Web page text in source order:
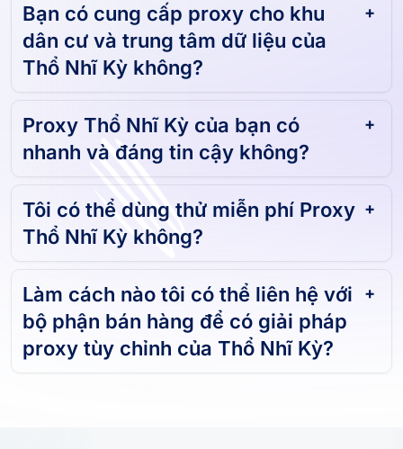
Bạn có cung cấp proxy cho khu
dân cư và trung tâm dữ liệu của
Thổ Nhĩ Kỳ không?
Proxy Thổ Nhĩ Kỳ của bạn có
nhanh và đáng tin cậy không?
Tôi có thể dùng thử miễn phí Proxy
Thổ Nhĩ Kỳ không?
Làm cách nào tôi có thể liên hệ với
bộ phận bán hàng để có giải pháp
proxy tùy chỉnh của Thổ Nhĩ Kỳ?